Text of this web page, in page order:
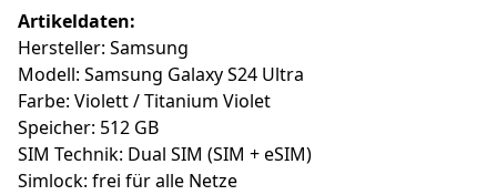
Artikeldaten:
Hersteller: Samsung
Modell: Samsung Galaxy S24 Ultra
Farbe: Violett / Titanium Violet
Speicher: 512 GB
SIM Technik: Dual SIM (SIM + eSIM)
Simlock: frei für alle Netze